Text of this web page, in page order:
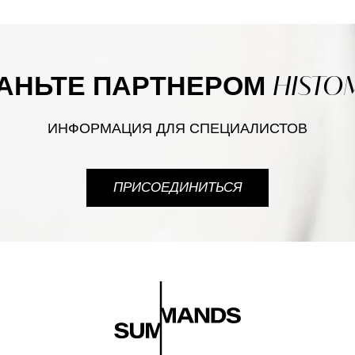
ПАРТНЕРОМ
ИНФОРМАЦИЯ ДЛЯ СПЕЦИАЛИСТОВ
ПРИСОЕДИНИТЬСЯ